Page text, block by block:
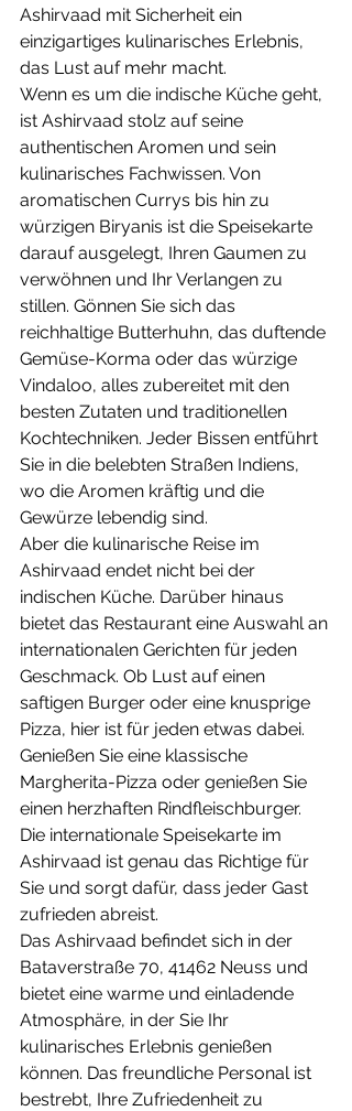
Ashirvaad mit Sicherheit ein
einzigartiges kulinarisches Erlebnis,
das Lust auf mehr macht.
Wenn es um die indische Küche geht,
ist Ashirvaad stolz auf seine
authentischen Aromen und sein
kulinarisches Fachwissen. Von
aromatischen Currys bis hin zu
würzigen Biryanis ist die Speisekarte
darauf ausgelegt, Ihren Gaumen zu
verwöhnen und Ihr Verlangen zu
stillen. Gönnen Sie sich das
reichhaltige Butterhuhn, das duftende
Gemüse-Korma oder das würzige
Vindaloo, alles zubereitet mit den
besten Zutaten und traditionellen
Kochtechniken. Jeder Bissen entführt
Sie in die belebten Straßen Indiens,
wo die Aromen kräftig und die
Gewürze lebendig sind.
Aber die kulinarische Reise im
Ashirvaad endet nicht bei der
indischen Küche. Darüber hinaus
bietet das Restaurant eine Auswahl an
internationalen Gerichten für jeden
Geschmack. Ob Lust auf einen
saftigen Burger oder eine knusprige
Pizza, hier ist für jeden etwas dabei.
Genießen Sie eine klassische
Margherita-Pizza oder genießen Sie
einen herzhaften Rindfleischburger.
Die internationale Speisekarte im
Ashirvaad ist genau das Richtige für
Sie und sorgt dafür, dass jeder Gast
zufrieden abreist.
Das Ashirvaad befindet sich in der
Bataverstraße 70, 41462 Neuss und
bietet eine warme und einladende
Atmosphäre, in der Sie Ihr
kulinarisches Erlebnis genießen
können. Das freundliche Personal ist
bestrebt, Ihre Zufriedenheit zu